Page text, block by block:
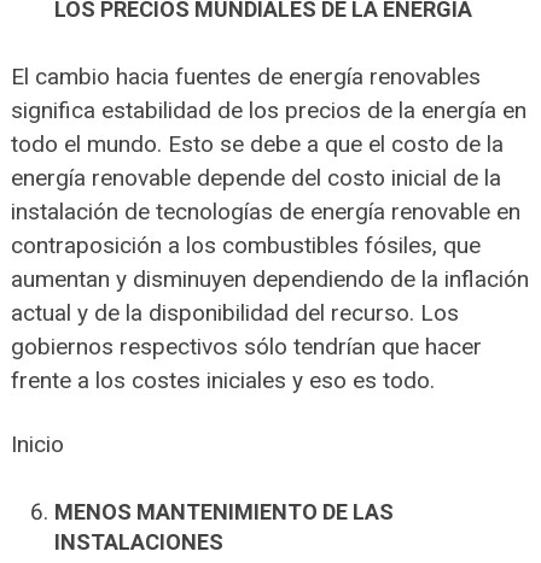
LOS PRECIOS MUNDIALES DE LA ENERGÍA
El cambio hacia fuentes de energía renovables
significa estabilidad de los precios de la energía en
todo el mundo. Esto se debe a que el costo de la
energía renovable depende del costo inicial de la
instalación de tecnologías de energía renovable en
contraposición a los combustibles fósiles, que
aumentan y disminuyen dependiendo de la inflación
actual y de la disponibilidad del recurso. Los
gobiernos respectivos sólo tendrían que hacer
frente a los costes iniciales y eso es todo.
Inicio
MENOS MANTENIMIENTO DE LAS
INSTALACIONES